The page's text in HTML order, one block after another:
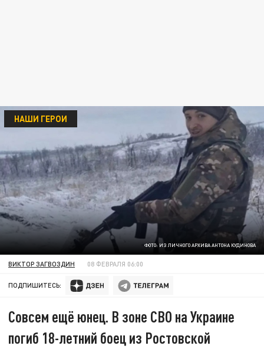
ФОТО: ИЗ ЛИЧНОГО АРХИВА АНТОНА КУДИНОВА
НАШИ ГЕРОИ
ВИКТОР ЗАГВОЗДИН 08 ФЕВРАЛЯ 06:00
ПОДПИШИТЕСЬ:
Совсем ещё юнец. В зоне СВО на Украине
погиб 18-летний боец из Ростовской